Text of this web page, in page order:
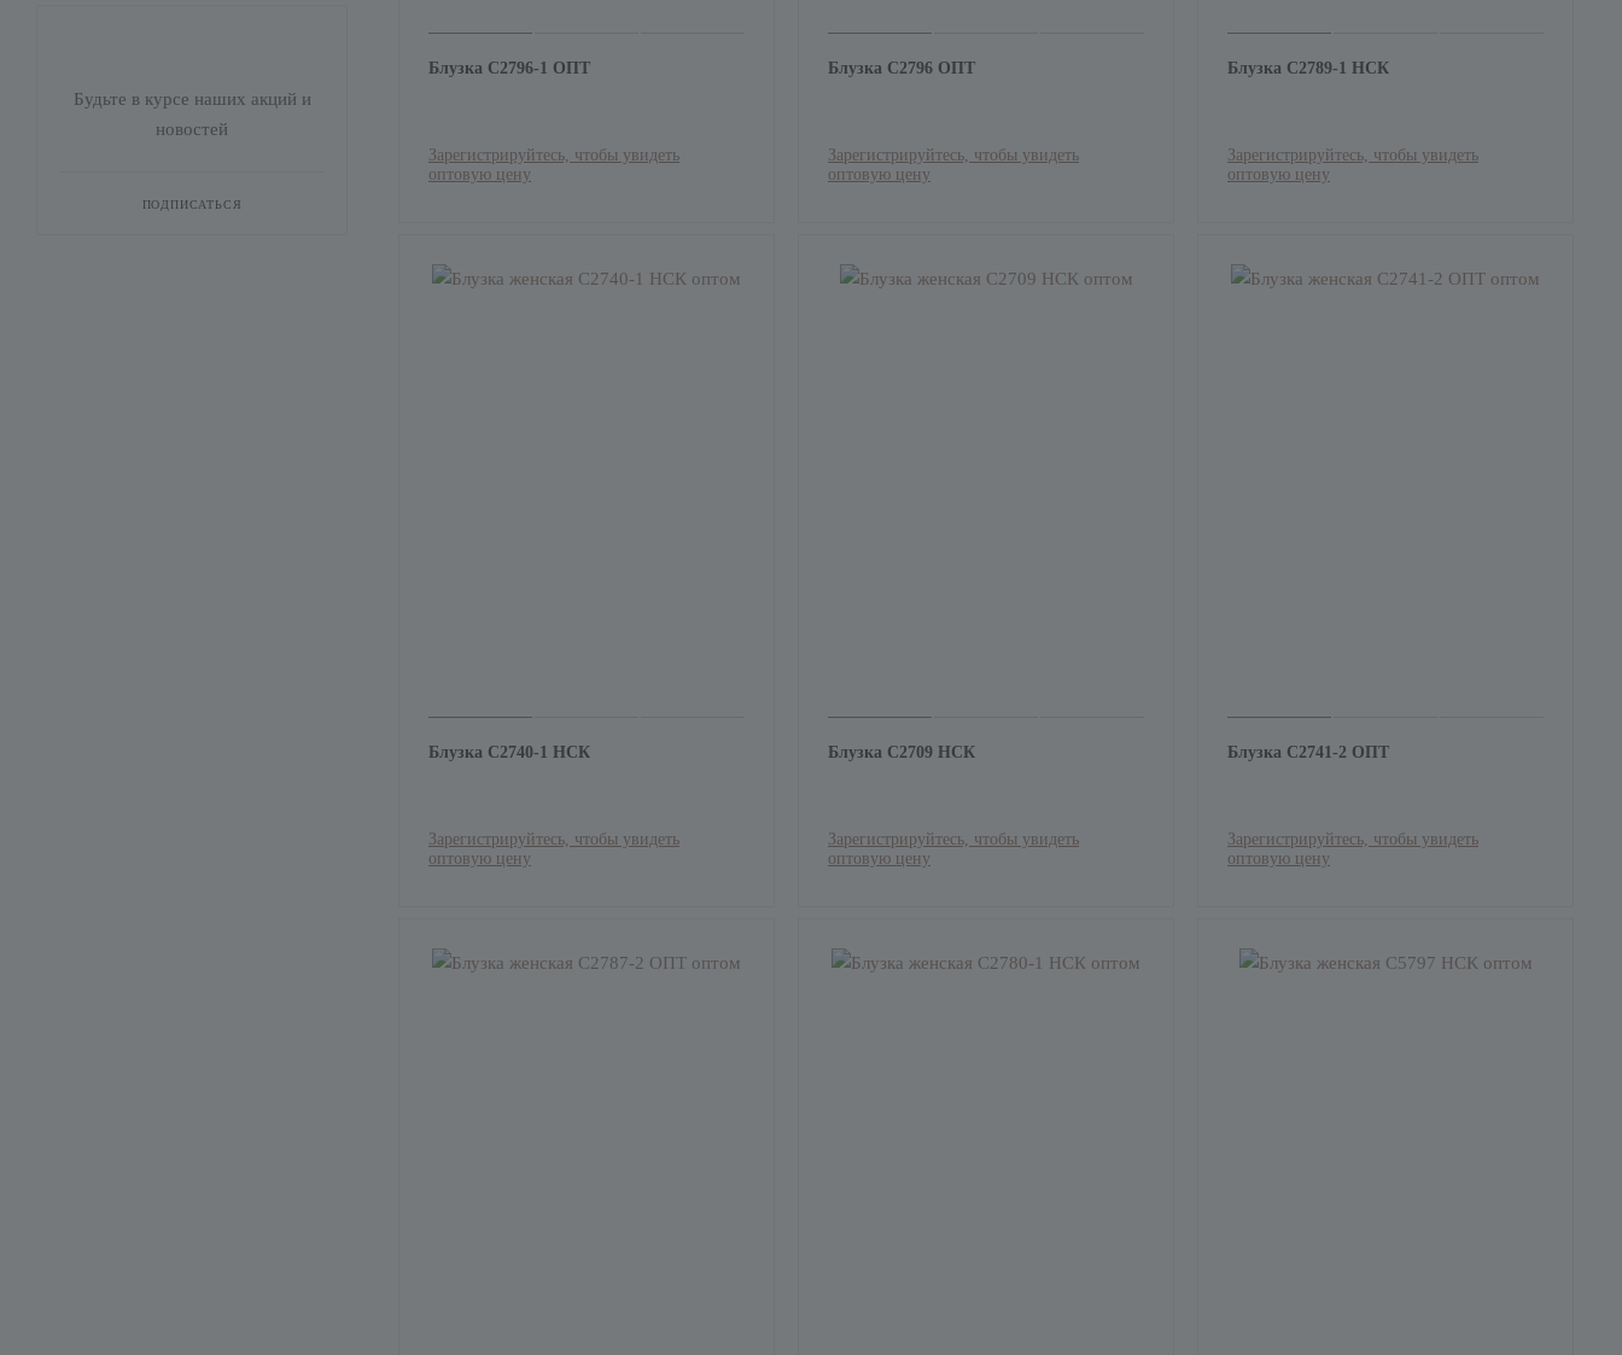
Блузка С2796-1 ОПТ
Зарегистрируйтесь, чтобы увидеть
оптовую цену
Блузка С2796 ОПТ
Зарегистрируйтесь, чтобы увидеть
оптовую цену
Блузка С2789-1 НСК
Зарегистрируйтесь, чтобы увидеть
оптовую цену
Блузка С2740-1 НСК
Зарегистрируйтесь, чтобы увидеть
оптовую цену
Блузка С2709 НСК
Зарегистрируйтесь, чтобы увидеть
оптовую цену
Блузка С2741-2 ОПТ
Зарегистрируйтесь, чтобы увидеть
оптовую цену
Будьте в курсе наших акций и
новостей
ПОДПИСАТЬСЯ